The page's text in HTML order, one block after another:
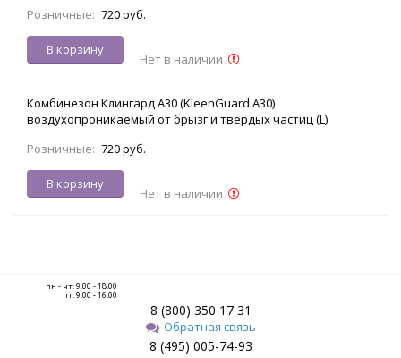
Розничные: 720 руб.
В корзину
Нет в наличии
Комбинезон Клингард А30 (KleenGuard A30)
воздухопроникаемый от брызг и твердых частиц (L)
Розничные: 720 руб.
В корзину
Нет в наличии
пн - чт: 9.00 - 18.00
пт: 9.00 - 16.00
8 (800) 350 17 31
Обратная связь
8 (495) 005-74-93